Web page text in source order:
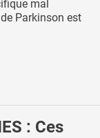
mal
Parkinson est
: Ces